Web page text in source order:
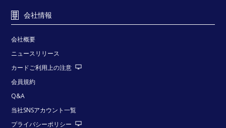
会社情報
会社概要
ニュースリリース
カードご利用上の注意
会員規約
Q&A
当社SNSアカウント一覧
プライバシーポリシー